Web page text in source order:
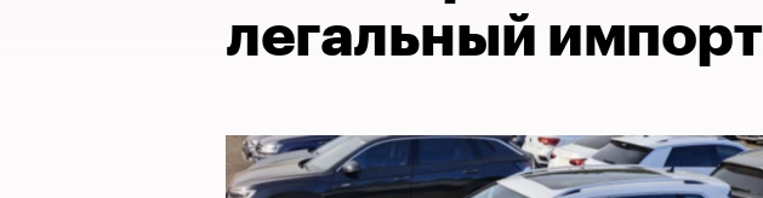
легальный импорт